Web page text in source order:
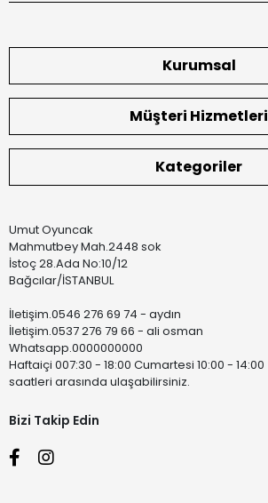
Kurumsal
Müşteri Hizmetleri
Kategoriler
Umut Oyuncak
Mahmutbey Mah.2448 sok
İstoç 28.Ada No:10/12
Bağcılar/İSTANBUL
İletişim.0546 276 69 74 - aydın
İletişim.0537 276 79 66 - ali osman
Whatsapp.0000000000
Haftaiçi 007:30 - 18:00 Cumartesi 10:00 - 14:00
saatleri arasında ulaşabilirsiniz.
Bizi Takip Edin